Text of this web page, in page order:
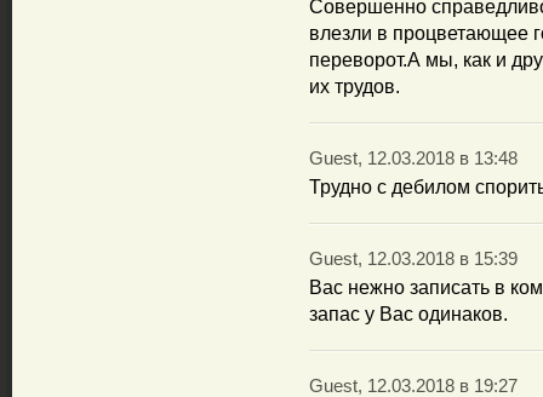
Совершенно
влезли в процветающее
переворот.А мы, как и
их трудов.
Guest, 12.03.2018 в 13:48
Трудно с дебилом
Guest, 12.03.2018 в 15:39
Вас нежно записать в
запас у Вас одинаков.
Guest, 12.03.2018 в 19:27